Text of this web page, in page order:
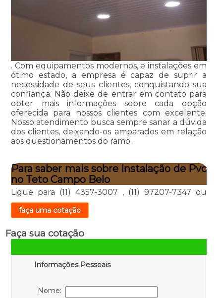
. Com equipamentos modernos, e instalações em
ótimo estado, a empresa é capaz de suprir a
necessidade de seus clientes, conquistando sua
confiança. Não deixe de entrar em contato para
obter mais informações sobre cada opção
oferecida para nossos clientes com excelente.
Nosso atendimento busca sempre sanar a dúvida
dos clientes, deixando-os amparados em relação
aos questionamentos do ramo.
Para saber mais sobre Instalação de Pvc
no Teto Campo Belo
Ligue para (11) 4357-3007 , (11) 97207-7347 ou
faça uma cotação
Faça sua cotação
Informações Pessoais
Nome: